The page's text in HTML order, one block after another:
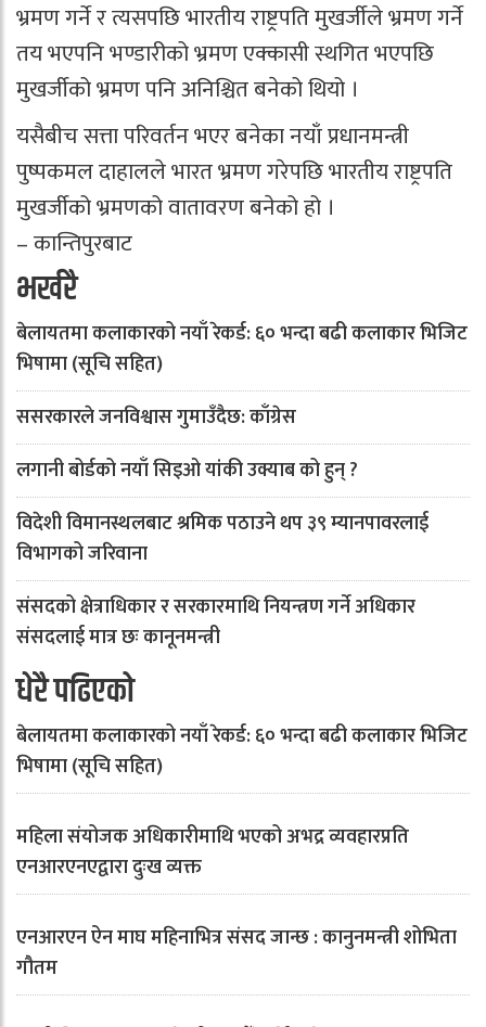
भ्रमण गर्ने र त्यसपछि भारतीय राष्ट्रपति मुखर्जीले भ्रमण गर्ने
तय भएपनि भण्डारीको भ्रमण एक्कासी स्थगित भएपछि
मुखर्जीको भ्रमण पनि अनिश्चित बनेको थियो ।
यसैबीच सत्ता परिवर्तन भएर बनेका नयाँ प्रधानमन्त्री
पुष्पकमल दाहालले भारत भ्रमण गरेपछि भारतीय राष्ट्रपति
मुखर्जीको भ्रमणको वातावरण बनेको हो ।
– कान्तिपुरबाट
भर्खरै
बेलायतमा कलाकारको नयाँ रेकर्ड: ६० भन्दा बढी कलाकार भिजिट
भिषामा (सूचि सहित)
ससरकारले जनविश्वास गुमाउँदैछ: काँग्रेस
लगानी बोर्डको नयाँ सिइओ यांकी उक्याब को हुन् ?
विदेशी विमानस्थलबाट श्रमिक पठाउने थप ३९ म्यानपावरलाई
विभागको जरिवाना
संसदको क्षेत्राधिकार र सरकारमाथि नियन्त्रण गर्ने अधिकार
संसदलाई मात्र छः कानूनमन्त्री
धेरै पढिएको
बेलायतमा कलाकारको नयाँ रेकर्ड: ६० भन्दा बढी कलाकार भिजिट
भिषामा (सूचि सहित)
महिला संयोजक अधिकारीमाथि भएको अभद्र व्यवहारप्रति
एनआरएनएद्वारा दुःख व्यक्त
एनआरएन ऐन माघ महिनाभित्र संसद जान्छ : कानुनमन्त्री शोभिता
गौतम